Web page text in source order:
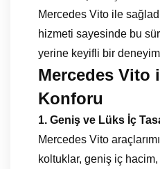
Mercedes Vito ile
hizmeti sayesinde bu
yerine keyifli bir
Mercedes Vito
Konforu
1. Geniş ve Lüks İç
Mercedes Vito
koltuklar, geniş iç